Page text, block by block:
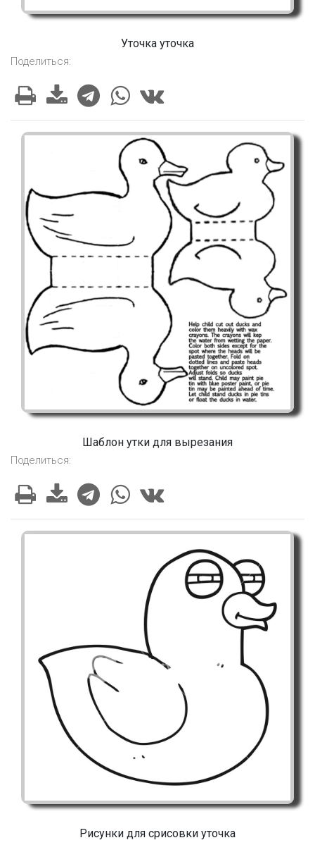
Уточка уточка
Поделиться:
Шаблон утки для вырезания
Поделиться:
Рисунки для срисовки уточка